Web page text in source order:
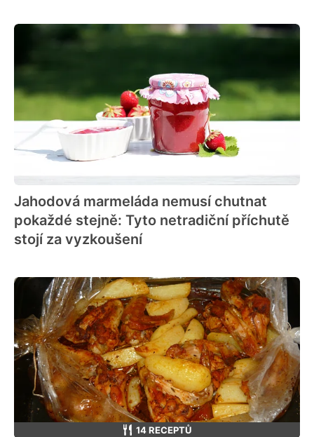
Jahodová marmeláda nemusí chutnat
pokaždé stejně: Tyto netradiční příchutě
stojí za vyzkoušení
14 RECEPTŮ